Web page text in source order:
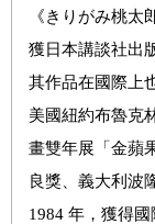
《きりがみ桃
獲日本講談社出
其作品在國際上
美國紐約布魯克
畫雙年展「金蘋
良獎、義大利波
1984 年，獲得